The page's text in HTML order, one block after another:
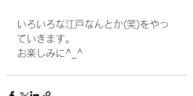
いろいろな江戸なんとか(笑)をやっ
ていきます。
お楽しみに^_^